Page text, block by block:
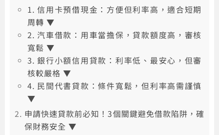
1. 信用卡預借現金：方便但利率高，適合短期
周轉 ▼
2. 汽車借款：用車當擔保，貸款額度高，審核
寬鬆 ▼
3. 銀行小額信用貸款：利率低、最安心，但審
核較嚴格 ▼
4. 民間代書貸款：條件寬鬆，但利率高需謹慎
▼
申請快速貸款前必知！3個關鍵避免借款陷阱，確
保財務安全 ▼